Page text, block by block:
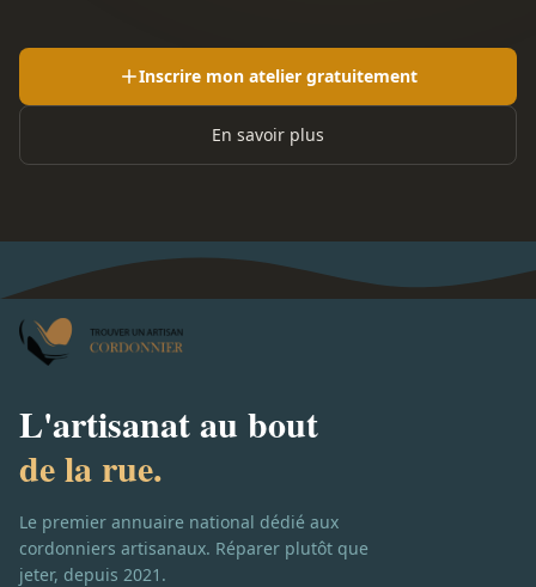
Inscrire mon atelier gratuitement
En savoir plus
L'artisanat au bout
de la rue.
Le premier annuaire national dédié aux
cordonniers artisanaux. Réparer plutôt que
jeter, depuis 2021.